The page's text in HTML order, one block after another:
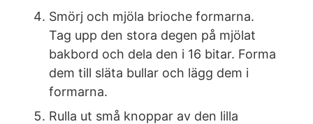
Smörj och mjöla brioche formarna.
Tag upp den stora degen på mjölat
bakbord och dela den i 16 bitar. Forma
dem till släta bullar och lägg dem i
formarna.
Rulla ut små knoppar av den lilla